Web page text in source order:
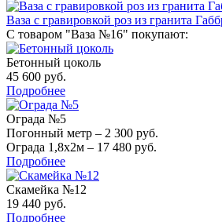
Ваза с гравировкой роз из гранита
С товаром "Ваза №16" покупают:
Бетонный цоколь
45 600 руб.
Подробнее
Ограда №5
Погонный метр – 2 300 руб.
Ограда 1,8х2м – 17 480 руб.
Подробнее
Скамейка №12
19 440 руб.
Подробнее